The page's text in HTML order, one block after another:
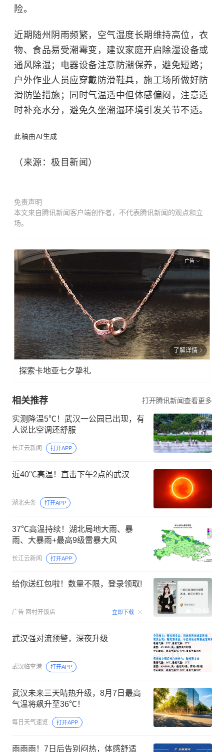
险。
近期随州阴雨频繁，空气湿度长期维持高位，衣
物、食品易受潮霉变，建议家庭开启除湿设备或
通风除湿；电器设备注意防潮保养，避免短路；
户外作业人员应穿戴防滑鞋具，施工场所做好防
滑防坠措施；同时气温适中但体感偏闷，注意适
时补充水分，避免久坐潮湿环境引发关节不适。
此稿由AI生成
（来源：极目新闻）
免责声明
本文来自腾讯新闻客户端创作者，不代表腾讯新闻的观点和立
场。
广告
了解详情
探索卡地亚七夕挚礼
相关推荐 打开腾讯新闻查看更多
实测降温5℃！武汉一公园已出现，有
人说比空调还舒服
长江云新闻 打开APP
近40℃高温！直击下午2点的武汉
湖北头条 打开APP
37℃高温持续！湖北局地大雨、暴
雨、大暴雨+最高9级雷暴大风
长江云新闻 打开APP
给你送红包啦！数量不限，登录领取!
广告 回村开饭店 立即下载 00:44
武汉强对流预警，深夜升级
武汉临空港 打开APP
武汉未来三天晴热升级，8月7日最高
气温将飙升至36℃！
每日天气速览 打开APP
雨雨雨！7日后告别闷热，体感舒适